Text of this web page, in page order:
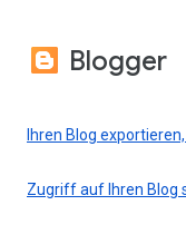
Blogger
Ihren Blog
Zugriff auf Ihren Blog